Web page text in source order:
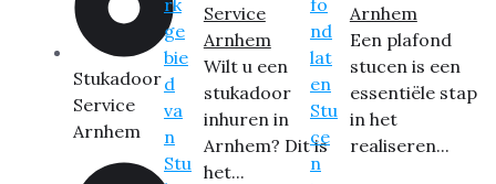
Stukadoor
Service
Arnhem
Service
Arnhem
Wilt u een
stukadoor
inhuren in
Arnhem? Dit is
het...
Arnhem
Een plafond
stucen is een
essentiële stap
in het
realiseren...